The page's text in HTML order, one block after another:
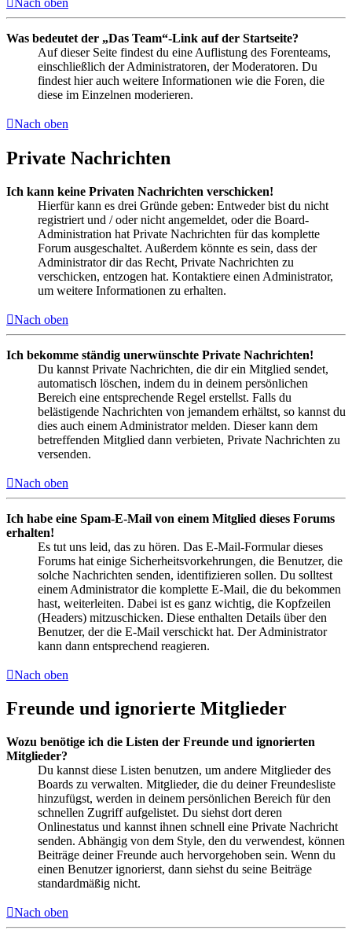
Was bedeutet der „Das Team“-Link auf der Startseite?
Auf dieser Seite findest du eine Auflistung des Forenteams,
einschließlich der Administratoren, der Moderatoren. Du
findest hier auch weitere Informationen wie die Foren, die
diese im Einzelnen moderieren.
Nach oben
Private Nachrichten
Ich kann keine Privaten Nachrichten verschicken!
Hierfür kann es drei Gründe geben: Entweder bist du nicht
registriert und / oder nicht angemeldet, oder die Board-
Administration hat Private Nachrichten für das komplette
Forum ausgeschaltet. Außerdem könnte es sein, dass der
Administrator dir das Recht, Private Nachrichten zu
verschicken, entzogen hat. Kontaktiere einen Administrator,
um weitere Informationen zu erhalten.
Nach oben
Ich bekomme ständig unerwünschte Private Nachrichten!
Du kannst Private Nachrichten, die dir ein Mitglied sendet,
automatisch löschen, indem du in deinem persönlichen
Bereich eine entsprechende Regel erstellst. Falls du
belästigende Nachrichten von jemandem erhältst, so kannst du
dies auch einem Administrator melden. Dieser kann dem
betreffenden Mitglied dann verbieten, Private Nachrichten zu
versenden.
Nach oben
Ich habe eine Spam-E-Mail von einem Mitglied dieses Forums
erhalten!
Es tut uns leid, das zu hören. Das E-Mail-Formular dieses
Forums hat einige Sicherheitsvorkehrungen, die Benutzer, die
solche Nachrichten senden, identifizieren sollen. Du solltest
einem Administrator die komplette E-Mail, die du bekommen
hast, weiterleiten. Dabei ist es ganz wichtig, die Kopfzeilen
(Headers) mitzuschicken. Diese enthalten Details über den
Benutzer, der die E-Mail verschickt hat. Der Administrator
kann dann entsprechend reagieren.
Nach oben
Freunde und ignorierte Mitglieder
Wozu benötige ich die Listen der Freunde und ignorierten
Mitglieder?
Du kannst diese Listen benutzen, um andere Mitglieder des
Boards zu verwalten. Mitglieder, die du deiner Freundesliste
hinzufügst, werden in deinem persönlichen Bereich für den
schnellen Zugriff aufgelistet. Du siehst dort deren
Onlinestatus und kannst ihnen schnell eine Private Nachricht
senden. Abhängig von dem Style, den du verwendest, können
Beiträge deiner Freunde auch hervorgehoben sein. Wenn du
einen Benutzer ignorierst, dann siehst du seine Beiträge
standardmäßig nicht.
Nach oben